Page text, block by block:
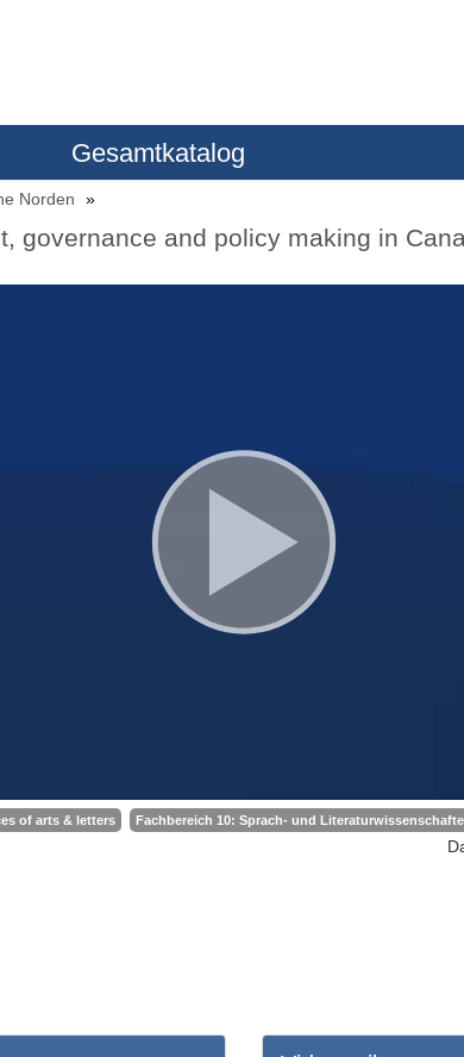
Gesamtkatalog
Norden
governance and policy making in
of arts & letters Fachbereich 10: Sprach- und